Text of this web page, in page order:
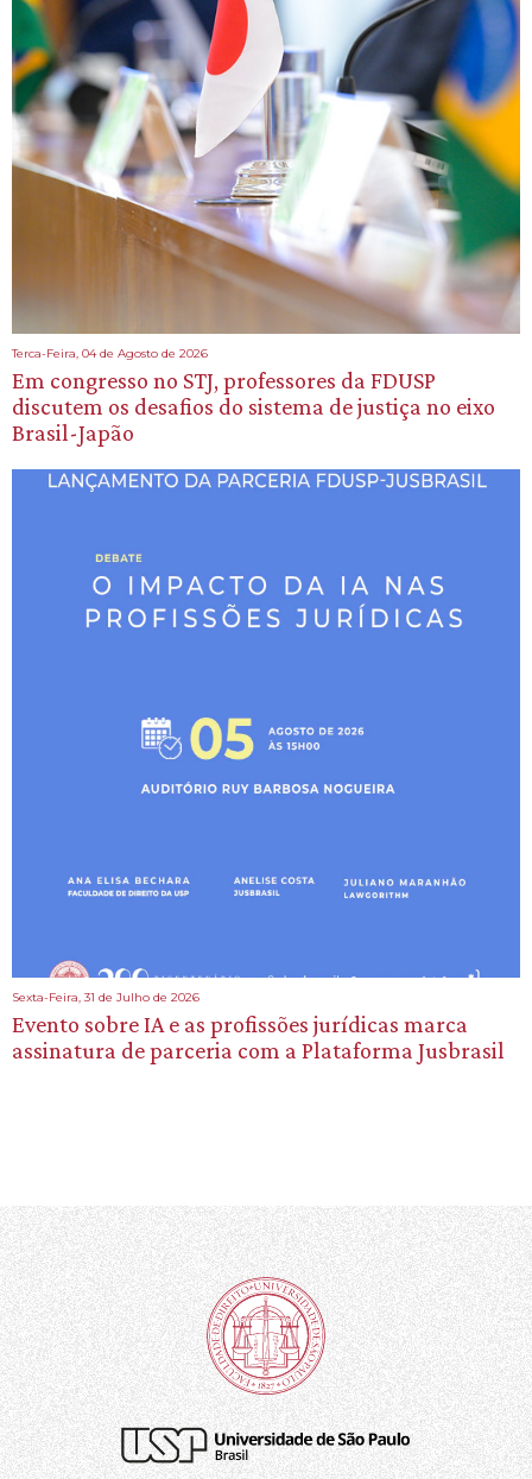
Terca-Feira, 04 de Agosto de 2026
Em congresso no STJ, professores da FDUSP
discutem os desafios do sistema de justiça no eixo
Brasil-Japão
Sexta-Feira, 31 de Julho de 2026
Evento sobre IA e as profissões jurídicas marca
assinatura de parceria com a Plataforma Jusbrasil